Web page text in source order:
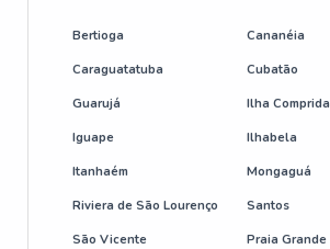
Bertioga Cananéia
Caraguatatuba Cubatão
Guarujá Ilha Comprida
Iguape Ilhabela
Itanhaém Mongaguá
Riviera de São Lourenço Santos
São Vicente Praia Grande